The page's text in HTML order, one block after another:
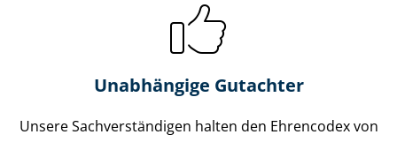
Unabhängige Gutachter
Unsere Sach­ver­stän­di­gen halten den Ehrencodex von